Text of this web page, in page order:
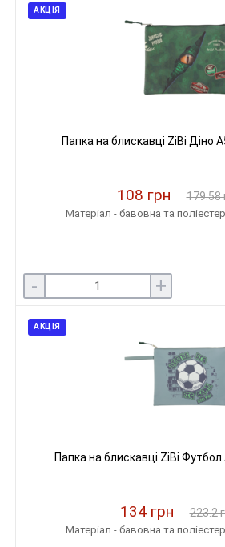
АКЦІЯ
Папка на блискавці ZiBi Діно
108 грн 179.58
Матеріал - бавовна та
- +
АКЦІЯ
Папка на блискавці ZiBi
134 грн 223.2
Матеріал - бавовна та